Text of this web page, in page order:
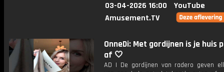
03-04-2026 16:00
YouTube
Amusement.TV
OnneDi: Met gordijnen is je huis
af 🤍
AD | De gordijnen van radero geven